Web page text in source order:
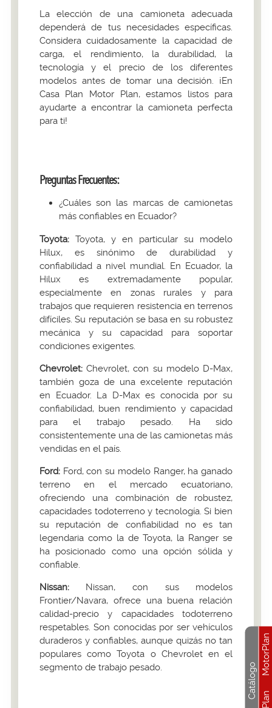
La elección de una camioneta adecuada
dependerá de tus necesidades específicas.
Considera cuidadosamente la capacidad de
carga, el rendimiento, la durabilidad, la
tecnología y el precio de los diferentes
modelos antes de tomar una decisión. ¡En
Casa Plan Motor Plan, estamos listos para
ayudarte a encontrar la camioneta perfecta
para ti!
Preguntas Frecuentes:
¿Cuáles son las marcas de camionetas
más confiables en Ecuador?
Toyota:Toyota, y en particular su modelo
Hilux, es sinónimo de durabilidad y
confiabilidad a nivel mundial. En Ecuador, la
Hilux es extremadamente popular,
especialmente en zonas rurales y para
trabajos que requieren resistencia en terrenos
difíciles. Su reputación se basa en su robustez
mecánica y su capacidad para soportar
condiciones exigentes.
Chevrolet:Chevrolet, con su modelo D-Max,
también goza de una excelente reputación
en Ecuador. La D-Max es conocida por su
confiabilidad, buen rendimiento y capacidad
para el trabajo pesado. Ha sido
consistentemente una de las camionetas más
vendidas en el país.
Ford:Ford, con su modelo Ranger, ha ganado
terreno en el mercado ecuatoriano,
ofreciendo una combinación de robustez,
capacidades todoterreno y tecnología. Si bien
su reputación de confiabilidad no es tan
legendaria como la de Toyota, la Ranger se
ha posicionado como una opción sólida y
confiable.
Nissan:Nissan, con sus modelos
Frontier/Navara, ofrece una buena relación
calidad-precio y capacidades todoterreno
respetables. Son conocidas por ser vehículos
duraderos y confiables, aunque quizás no tan
populares como Toyota o Chevrolet en el
segmento de trabajo pesado.
Catálogo
MotorPlan